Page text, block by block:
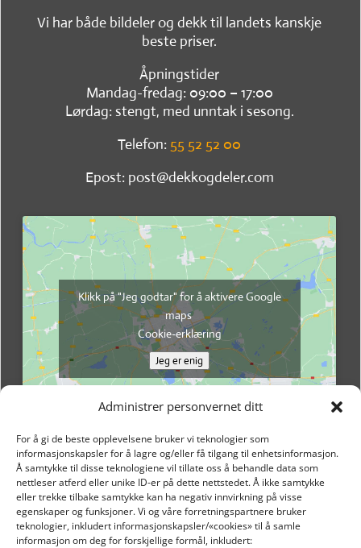
Administrer personvernet ditt
For å gi de beste opplevelsene bruker vi teknologier som
informasjonskapsler for å lagre og/eller få tilgang til enhetsinformasjon.
Å samtykke til disse teknologiene vil tillate oss å behandle data som
nettleser atferd eller unike ID-er på dette nettstedet. Å ikke samtykke
eller trekke tilbake samtykke kan ha negativ innvirkning på visse
egenskaper og funksjoner. Vi og våre forretningspartnere bruker
teknologier, inkludert informasjonskapsler/«cookies» til å samle
informasjon om deg for forskjellige formål, inkludert:
Vi har både bildeler og dekk til landets kanskje
beste priser.
Åpningstider
Mandag-fredag: 09:00 – 17:00
Lørdag: stengt, med unntak i sesong.
Telefon: 55 52 52 00
Epost: post@dekkogdeler.com
Klikk på "Jeg godtar" for å aktivere Google
maps
Cookie-erklæring
Jeg er enig